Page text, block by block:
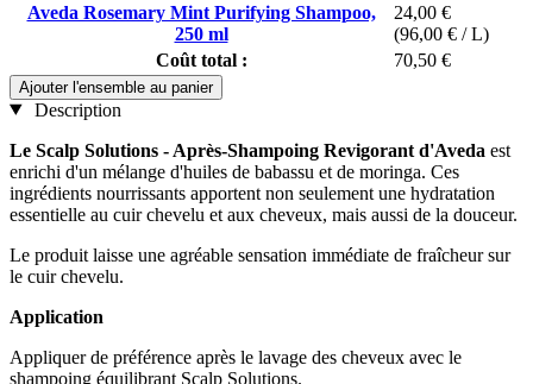
Aveda Rosemary Mint Purifying Shampoo,
250 ml
24,00 €
(96,00 € / L)
Coût total :
70,50 €
Ajouter l'ensemble au panier
Description
Le Scalp Solutions - Après-Shampoing Revigorant d'Aveda est
enrichi d'un mélange d'huiles de babassu et de moringa. Ces
ingrédients nourrissants apportent non seulement une hydratation
essentielle au cuir chevelu et aux cheveux, mais aussi de la douceur.
Le produit laisse une agréable sensation immédiate de fraîcheur sur
le cuir chevelu.
Application
Appliquer de préférence après le lavage des cheveux avec le
shampoing équilibrant Scalp Solutions.